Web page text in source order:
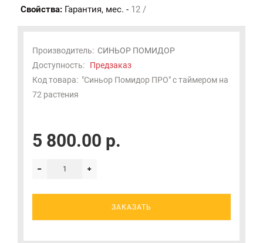
Свойства: Гарантия, мес. - 12 /
Производитель: СИНЬОР ПОМИДОР
Доступность: Предзаказ
Код товара: "Синьор Помидор ПРО" с таймером на
72 растения
5 800.00 р.
ЗАКАЗАТЬ